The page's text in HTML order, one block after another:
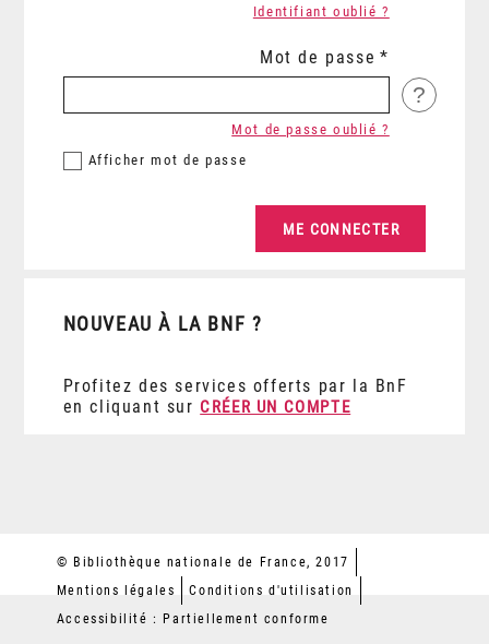
Identifiant oublié ?
Mot de passe
?
Afficher mot de passe
Mot de passe oublié ?
NOUVEAU À LA BNF ?
Profitez des services offerts par la BnF
en cliquant sur CRÉER UN COMPTE
© Bibliothèque nationale de France, 2017
Mentions légales
Conditions d'utilisation
Accessibilité : Partiellement conforme